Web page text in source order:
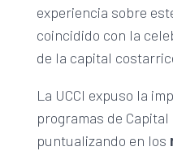
experiencia sobre
coincidido con la
de la capital
La UCCI expuso la
programas de
puntualizando en los